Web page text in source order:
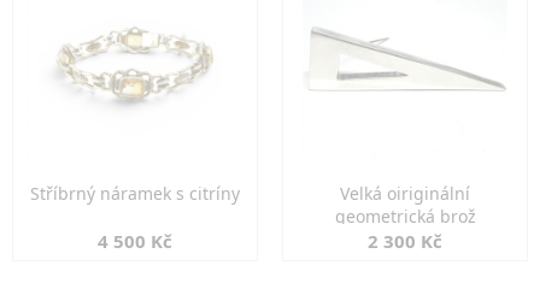
Stříbrný náramek s citríny
4 500 Kč
Velká oiriginální
geometrická brož
2 300 Kč